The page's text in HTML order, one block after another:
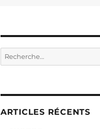
Recherche
pour :
ARTICLES RÉCENTS